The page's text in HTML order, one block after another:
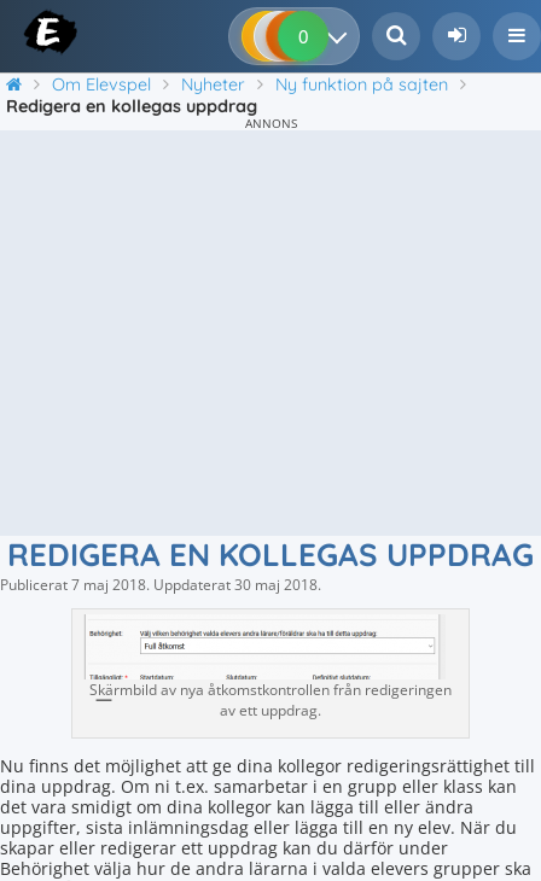
0 0 0
Om Elevspel Nyheter
Ny funktion på sajten
Redigera en kollegas uppdrag
ANNONS
REDIGERA EN KOLLEGAS UPPDRAG
Publicerat7 maj 2018. Uppdaterat30 maj 2018.
Skärmbild av nya åtkomstkontrollen från redigeringen
av ett uppdrag.
Nu finns det möjlighet att ge dina kollegor redigeringsrättighet till
dina uppdrag. Om ni t.ex. samarbetar i en grupp eller klass kan
det vara smidigt om dina kollegor kan lägga till eller ändra
uppgifter, sista inlämningsdag eller lägga till en ny elev. När du
skapar eller redigerar ett uppdrag kan du därför under
Behörighet välja hur de andra lärarna i valda elevers grupper ska